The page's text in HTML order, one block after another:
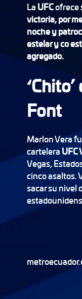
La UFCofrece
victoria, por
noche y
estelar y co
agregado.
Font
Marlon Vera
cartelera UFC
Vegas,
cinco asaltos.
sacar su nivel